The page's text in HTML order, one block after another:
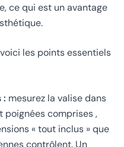
ce qui est un avantage
les points essentiels
: mesurez la valise dans
poignées comprises ,
« tout inclus » que